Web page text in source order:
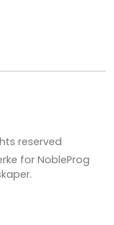
reserved
for NobleProg